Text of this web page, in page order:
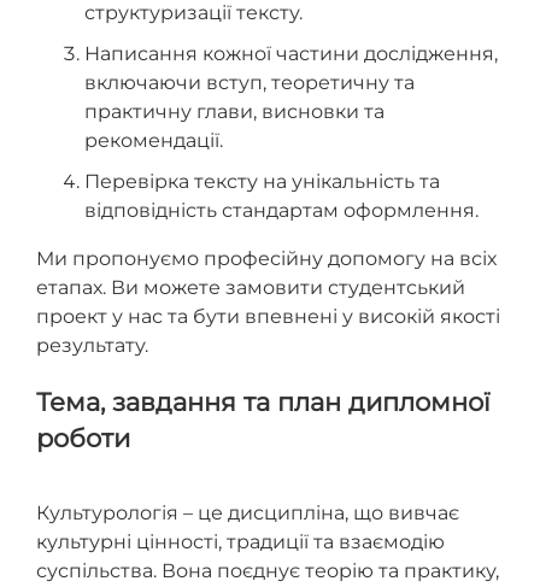
структуризації тексту.
Написання кожної частини дослідження,
включаючи вступ, теоретичну та
практичну глави, висновки та
рекомендації.
Перевірка тексту на унікальність та
відповідність стандартам оформлення.
Ми пропонуємо професійну допомогу на всіх
етапах. Ви можете замовити студентський
проект у нас та бути впевнені у високій якості
результату.
Тема, завдання та план дипломної
роботи
Культурологія – це дисципліна, що вивчає
культурні цінності, традиції та взаємодію
суспільства. Вона поєднує теорію та практику,